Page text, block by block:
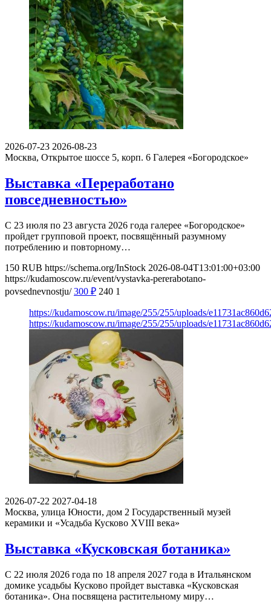
2026-07-23 2026-08-23
Москва, Открытое шоссе 5, корп. 6 Галерея «Богородское»
Выставка «Переработано
повседневностью»
С 23 июля по 23 августа 2026 года галерее «Богородское»
пройдет групповой проект, посвящённый разумному
потреблению и повторному…
150 RUB https://schema.org/InStock 2026-08-04T13:01:00+03:00
https://kudamoscow.ru/event/vystavka-pererabotano-
povsednevnostju/ 300 ₽ 240 1
https://kudamoscow.ru/image/255/255/uploads/
https://kudamoscow.ru/image/255/255/uploads/
2026-07-22 2027-04-18
Москва, улица Юности, дом 2 Государственный музей
керамики и «Усадьба Кусково XVIII века»
Выставка «Кусковская ботаника»
С 22 июля 2026 года по 18 апреля 2027 года в Итальянском
домике усадьбы Кусково пройдет выставка «Кусковская
ботаника». Она посвящена растительному миру…